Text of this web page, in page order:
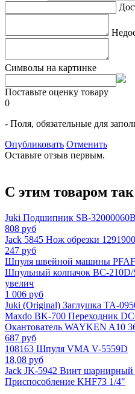
Символы на картинке
Поставьте оценку товару
0
- Поля, обязательные для
Опубликовать Отменить
Оставьте отзыв первым.
С этим товаром
Juki Подшипник SB-
808 руб
Jack 5845 Нож обрезки
247 руб
Шпуля швейной машины
Шпульный колпачок ВС-210D/
увелич
1 006 руб
Juki (Original) Заглушка TA-
Maxdo BK-700 Переходник
Окантователь WAYKEN A10
687 руб
108163 Шпуля VMA V-5559D
18,08 руб
Jack JK-5942 Винт шарнирный
Приспособление KHF73 1/4"